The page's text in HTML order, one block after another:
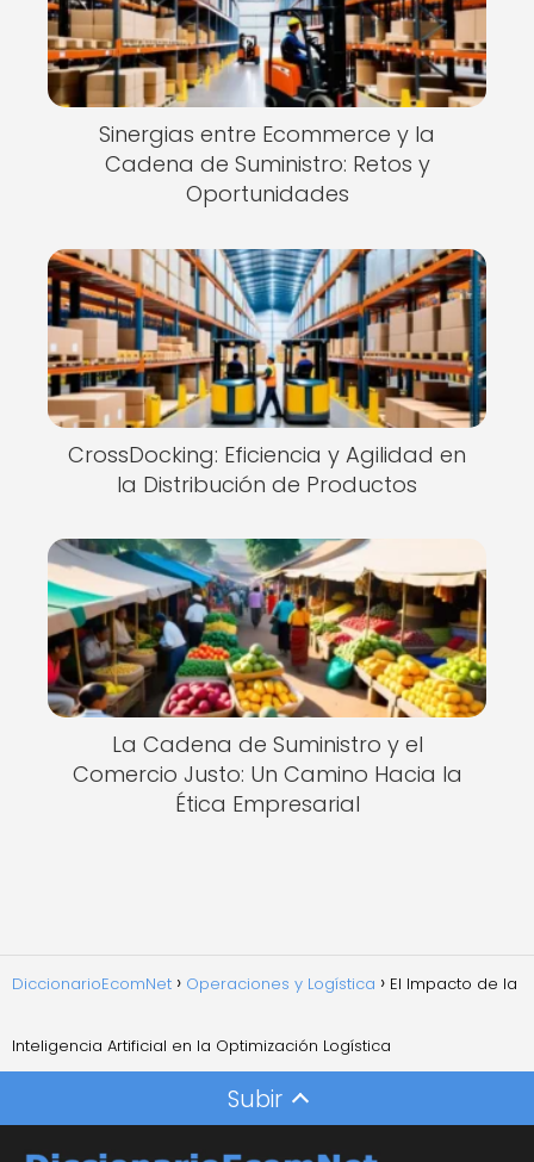
Sinergias entre Ecommerce y la
Cadena de Suministro: Retos y
Oportunidades
CrossDocking: Eficiencia y Agilidad en
la Distribución de Productos
La Cadena de Suministro y el
Comercio Justo: Un Camino Hacia la
Ética Empresarial
DiccionarioEcomNet Operaciones y Logística El Impacto de la
Inteligencia Artificial en la Optimización Logística
Subir